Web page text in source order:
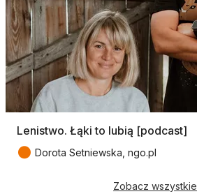
Lenistwo. Łąki to lubią [podcast]
● Dorota Setniewska, ngo.pl
Zobacz wszystkie